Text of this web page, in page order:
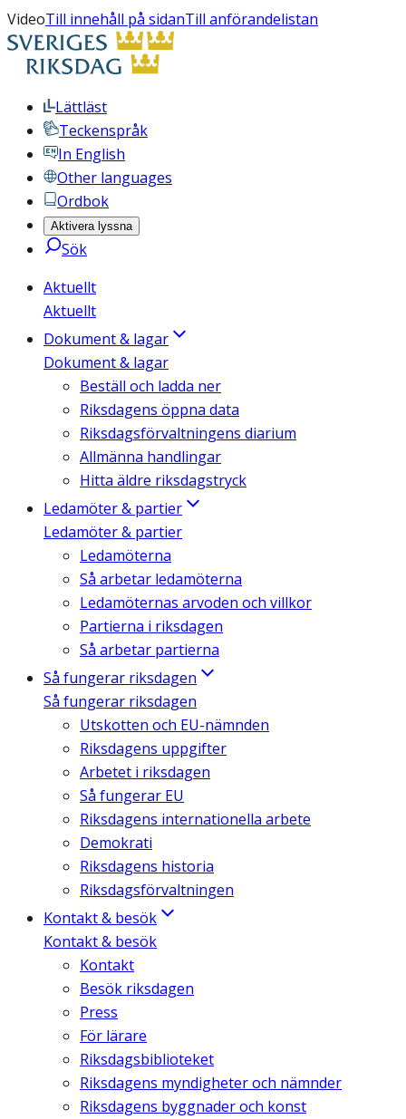
VideoTill innehåll på sidanTill anförandelistan
Lättläst
Teckenspråk
In English
Other languages
Ordbok
Aktivera lyssna
Sök
Aktuellt
Aktuellt
Dokument & lagar
Dokument & lagar
Beställ och ladda ner
Riksdagens öppna data
Riksdagsförvaltningens diarium
Allmänna handlingar
Hitta äldre riksdagstryck
Ledamöter & partier
Ledamöter & partier
Ledamöterna
Så arbetar ledamöterna
Ledamöternas arvoden och villkor
Partierna i riksdagen
Så arbetar partierna
Så fungerar riksdagen
Så fungerar riksdagen
Utskotten och EU-nämnden
Riksdagens uppgifter
Arbetet i riksdagen
Så fungerar EU
Riksdagens internationella arbete
Demokrati
Riksdagens historia
Riksdagsförvaltningen
Kontakt & besök
Kontakt & besök
Kontakt
Besök riksdagen
Press
För lärare
Riksdagsbiblioteket
Riksdagens myndigheter och nämnder
Riksdagens byggnader och konst